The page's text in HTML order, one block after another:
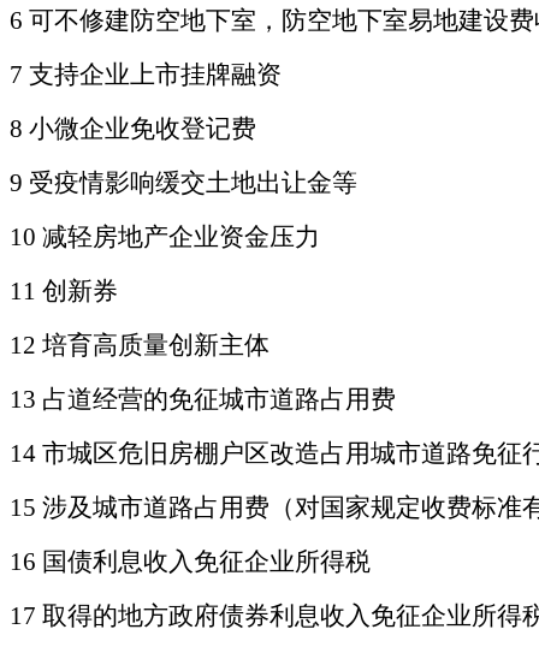
6 可不修建防空地下室，防空地下室易地建设
7 支持企业上市挂牌融资
8 小微企业免收登记费
9 受疫情影响缓交土地出让金等
10 减轻房地产企业资金压力
11 创新券
12 培育高质量创新主体
13 占道经营的免征城市道路占用费
14 市城区危旧房棚户区改造占用城市道路免征
15 涉及城市道路占用费（对国家规定收费标
16 国债利息收入免征企业所得税
17 取得的地方政府债券利息收入免征企业所得